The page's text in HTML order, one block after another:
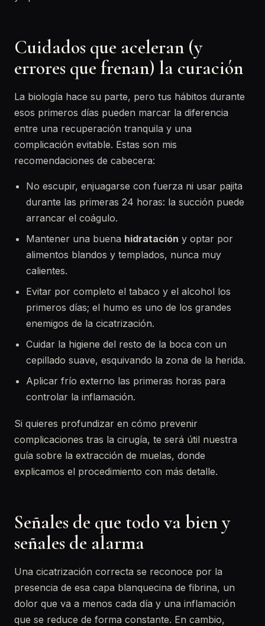
Cuidados que aceleran (y
errores que frenan) la curación
La biología hace su parte, pero tus hábitos durante
esos primeros días pueden marcar la diferencia
entre una recuperación tranquila y una
complicación evitable. Estas son mis
recomendaciones de cabecera:
No escupir, enjuagarse con fuerza ni usar pajita
durante las primeras 24 horas: la succión puede
arrancar el coágulo.
Mantener una buena hidratación y optar por
alimentos blandos y templados, nunca muy
calientes.
Evitar por completo el tabaco y el alcohol los
primeros días; el humo es uno de los grandes
enemigos de la cicatrización.
Cuidar la higiene del resto de la boca con un
cepillado suave, esquivando la zona de la herida.
Aplicar frío externo las primeras horas para
controlar la inflamación.
Si quieres profundizar en cómo prevenir
complicaciones tras la cirugía, te será útil nuestra
guía sobre la extracción de muelas, donde
explicamos el procedimiento con más detalle.
Señales de que todo va bien y
señales de alarma
Una cicatrización correcta se reconoce por la
presencia de esa capa blanquecina de fibrina, un
dolor que va a menos cada día y una inflamación
que se reduce de forma constante. En cambio,